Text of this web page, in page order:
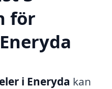
för
i Eneryda kan